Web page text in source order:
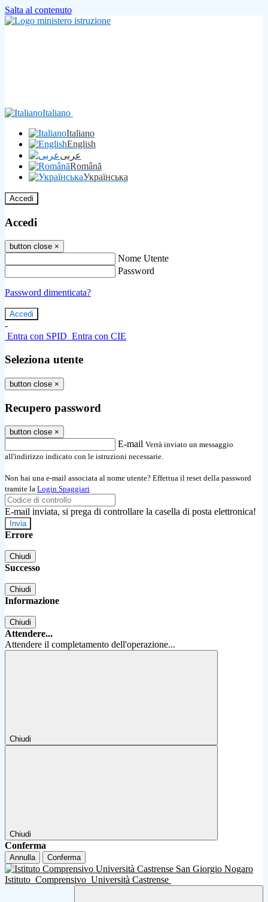
Salta al contenuto
Italiano
Italiano
English
عربى
Română
Українська
Accedi
Accedi
button close ×
Nome Utente
Password
Password dimenticata?
-
Entra con SPID Entra con CIE
Seleziona utente
button close ×
Recupero password
button close ×
E-mail Verrà inviato un messaggio
all'indirizzo indicato con le istruzioni necessarie.
Non hai una e-mail associata al nome utente? Effettua il reset della password
tramite la Login Spaggiari
E-mail inviata, si prega di controllare la casella di posta elettronica!
Errore
Chiudi
Successo
Chiudi
Informazione
Chiudi
Attendere...
Attendere il completamento dell'operazione...
Chiudi
Chiudi
Conferma
Annulla Conferma
Istituto Comprensivo Università Castrense